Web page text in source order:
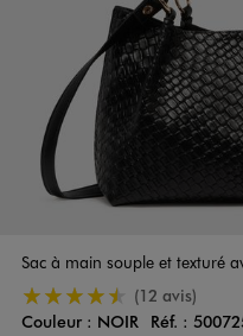
Sac à main souple et texturé
4.5/5 de moyenne
(12 avis)
Couleur
Couleur : NOIR Réf. :